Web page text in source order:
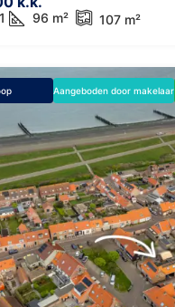
1 96 m² 107 m²
Aangeboden door makelaar